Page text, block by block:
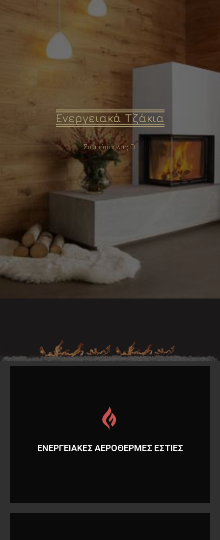
Ενεργειακά Τζάκια
Σπυρόπουλος Θ.
ΕΝΕΡΓΕΙΑΚΕΣ ΑΕΡΟΘΕΡΜΕΣ ΕΣΤΙΕΣ
ΕΝΕΡΓΕΙΑΚΕΣ ΑΕΡΟΘΕΡΜΕΣ
ΕΣΤΙΕΣ
Περισσότερα